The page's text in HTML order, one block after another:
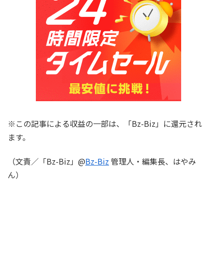
※この記事による収益の一部は、「Bz-Biz」に還元され
ます。
（文責／「Bz-Biz」@Bz-Biz 管理人・編集長、はやみ
ん）